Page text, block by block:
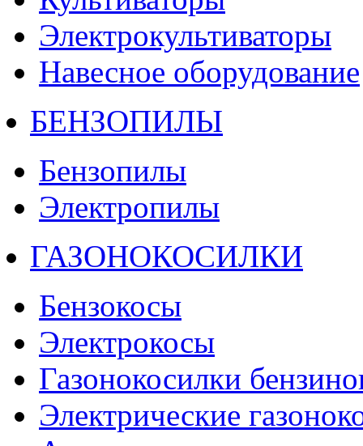
Электрокультиваторы
Навесное оборудование
БЕНЗОПИЛЫ
Бензопилы
Электропилы
ГАЗОНОКОСИЛКИ
Бензокосы
Электрокосы
Газонокосилки
Электрические